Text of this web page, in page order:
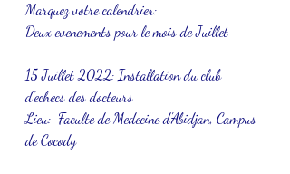
Marquez votre calendrier:
Deux evenements pour le mois de Juillet
15 Juillet 2022: Installation du club
d'echecs des docteurs
Lieu:  Faculte de Medecine d'Abidjan, Campus
de Cocody